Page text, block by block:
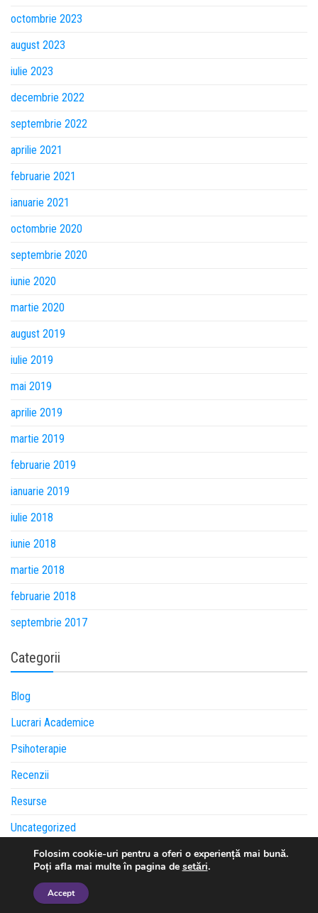
octombrie 2023
august 2023
iulie 2023
decembrie 2022
septembrie 2022
aprilie 2021
februarie 2021
ianuarie 2021
octombrie 2020
septembrie 2020
iunie 2020
martie 2020
august 2019
iulie 2019
mai 2019
aprilie 2019
martie 2019
februarie 2019
ianuarie 2019
iulie 2018
iunie 2018
martie 2018
februarie 2018
septembrie 2017
Categorii
Blog
Lucrari Academice
Psihoterapie
Recenzii
Resurse
Uncategorized
Built with inRomania.
© 2026 Camelia Chețu
Folosim cookie-uri pentru a oferi o experiență mai bună.
Poți afla mai multe în pagina de setări.
Accept